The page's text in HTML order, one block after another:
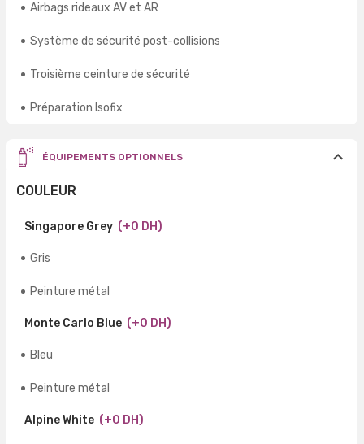
Airbags rideaux AV et AR
Système de sécurité post-collisions
Troisième ceinture de sécurité
Préparation Isofix
ÉQUIPEMENTS OPTIONNELS
COULEUR
Singapore Grey (+0 DH)
Gris
Peinture métal
Monte Carlo Blue (+0 DH)
Bleu
Peinture métal
Alpine White (+0 DH)